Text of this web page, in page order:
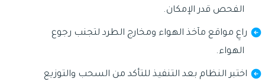
الفحص قدر الإمكان.
راعِ مواقع مآخذ الهواء ومخارج الطرد لتجنب رجوع
الهواء.
اختبر النظام بعد التنفيذ للتأكد من السحب والتوزيع